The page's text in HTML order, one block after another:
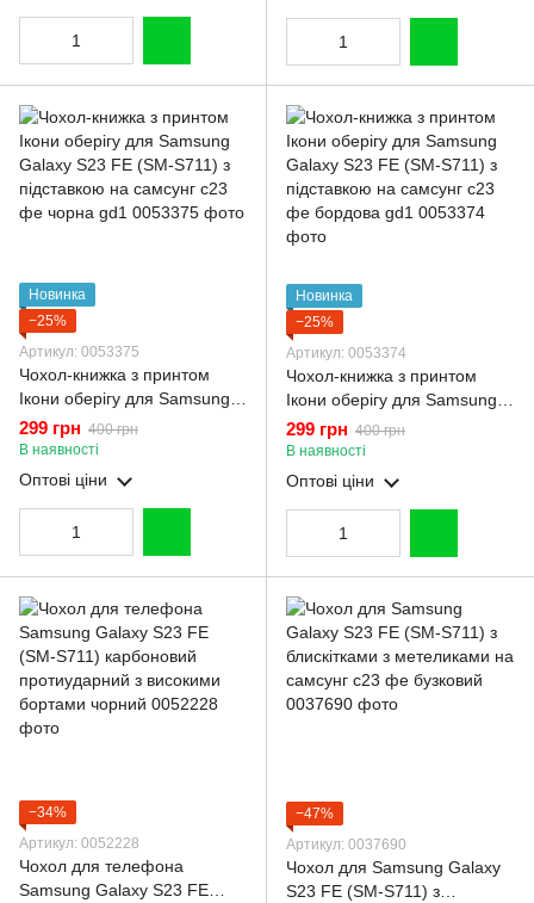
Новинка
−25%
Артикул: 0053375
Чохол-книжка з принтом
Ікони оберігу для Samsung
Galaxy S23 FE (SM-S711) з
підставкою на самсунг с23
фе чорна gd1
299 грн 400 грн
В наявності
Оптові ціни
Новинка
−25%
Артикул: 0053374
Чохол-книжка з принтом
Ікони оберігу для Samsung
Galaxy S23 FE (SM-S711) з
підставкою на самсунг с23
фе бордова gd1
299 грн 400 грн
В наявності
Оптові ціни
−34%
Артикул: 0052228
Чохол для телефона
Samsung Galaxy S23 FE
−47%
Артикул: 0037690
Чохол для Samsung Galaxy
S23 FE (SM-S711) з